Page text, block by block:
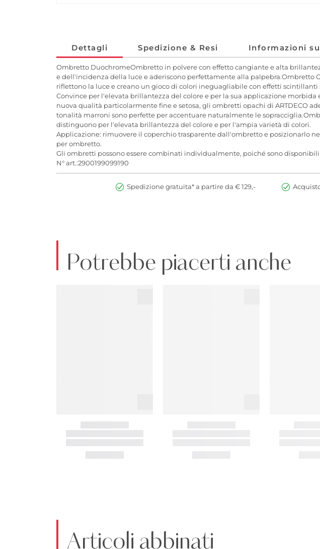
Dettagli Spedizione & Resi Informazioni
Ombretto DuochromeOmbretto in polvere con effetto cangiante e alta
e dell'incidenza della luce e aderiscono perfettamente alla
riflettono la luce e creano un gioco di colori ineguagliabile con effetti
Convince per l'elevata brillantezza del colore e per la sua applicazione
nuova qualità particolarmente fine e setosa, gli ombretti opachi di ARTDECO
tonalità marroni sono perfette per accentuare naturalmente le
distinguono per l'elevata brillantezza del colore e per l'ampia varietà di colori.
Applicazione: rimuovere il coperchio trasparente dall'ombretto e posizionarlo
per ombretto.
Gli ombretti possono essere combinati individualmente, poiché sono
N° art.:2900199099190
Spedizione gratuita* a partire da € 129,-
Potrebbe piacerti anche